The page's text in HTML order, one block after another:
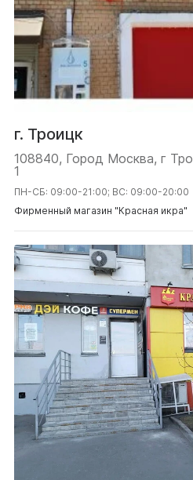
г. Троицк
108840, Город Москва, г
1
ПН-СБ: 09:00-21:00; ВС: 09:00-20:00
Фирменный магазин "Красная икра"